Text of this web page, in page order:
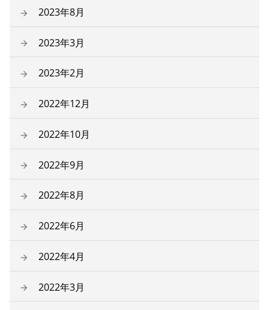
2023年8月
2023年3月
2023年2月
2022年12月
2022年10月
2022年9月
2022年8月
2022年6月
2022年4月
2022年3月